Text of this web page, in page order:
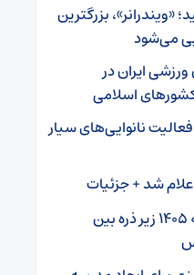
«ویندرانر»، بزرگترین
می‌شود
ایران در
اسلامی
نانوایی‌های سیار
شد + جزئیات
مویرگ های لایحه بودجه ۱۴۰۵ زیر ذره بین